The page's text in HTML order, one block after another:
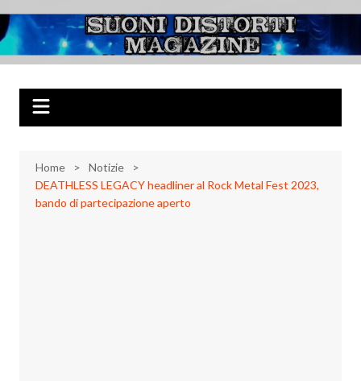
al
contenuto
Suoni Distorti
Magazine
Musica Rock, Metal, Punk e varie sonorità alternative
Home
Notizie
DEATHLESS LEGACY headliner al Rock Metal Fest 2023,
bando di partecipazione aperto